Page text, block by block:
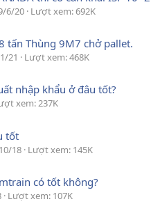
6/20 Lượt xem: 692K
tấn Thùng 9M7 chở pallet.
21
Lượt xem: 468K
nhập khẩu ở đâu tốt?
xem: 237K
tốt
18 Lượt xem: 145K
có tốt không?
Lượt xem: 107K